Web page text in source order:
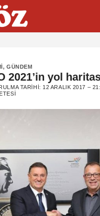
,GÜNDEM
2021’in yol
TARIHI: 12 ARALIK 2017 –